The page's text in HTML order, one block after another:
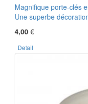
Magnifique porte-clés
Une superbe
4,00 €
Detail